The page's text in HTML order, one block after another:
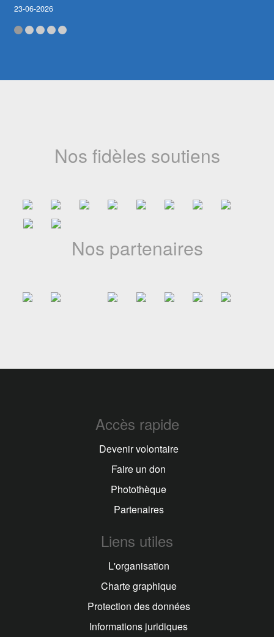
23-06-2026
A jamais dans nos mémoires
(CANIMAF) a appris avec une profonde tristesse le décès de
l’illustre Bassek Ba Kobhio, figure majeure du cinéma africain et
13-05-2026
Nos fidèles soutiens
Nos partenaires
Accès rapide
Devenir volontaire
Faire un don
Photothèque
Partenaires
Liens utiles
L'organisation
Charte graphique
Protection des données
Informations juridiques